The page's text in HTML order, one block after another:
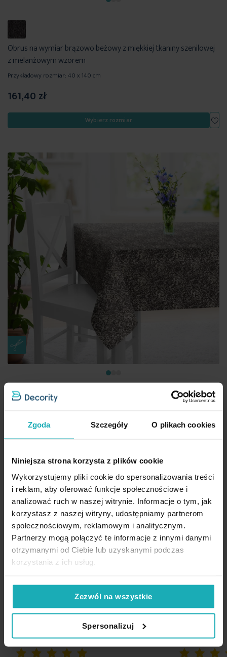
Zgoda Szczegóły O plikach cookies
Niniejsza strona korzysta z plików cookie
Wykorzystujemy pliki cookie do spersonalizowania treści
i reklam, aby oferować funkcje społecznościowe i
analizować ruch w naszej witrynie. Informacje o tym, jak
korzystasz z naszej witryny, udostępniamy partnerom
społecznościowym, reklamowym i analitycznym.
Partnerzy mogą połączyć te informacje z innymi danymi
otrzymanymi od Ciebie lub uzyskanymi podczas
korzystania z ich usług.
Zezwól na wszystkie
Spersonalizuj
Obrus na wymiar brązowo beżowy z miękkiej tkaniny szenilowej
z melanżowym wzorem
Przykładowy rozmiar: 40 x 140 cm
161,40 zł
Wybierz rozmiar
Obrus na wymiar brązowo beżowy z miękkiej tkaniny szenilowej
z ornamentowym wzorem
161,40 zł
Wybierz rozmiar
Opinie potwierdzone zakupem
5%
Na podstawie 1226 opinii. Zobacz niektóre opinie tutaj.